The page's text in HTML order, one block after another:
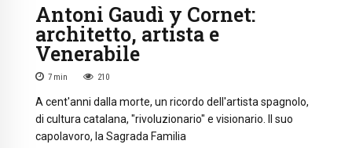
Antoni Gaudì y Cornet:
architetto, artista e
Venerabile
7 min 210
A cent'anni dalla morte, un ricordo dell'artista spagnolo,
di cultura catalana, "rivoluzionario" e visionario. Il suo
capolavoro, la Sagrada Familia